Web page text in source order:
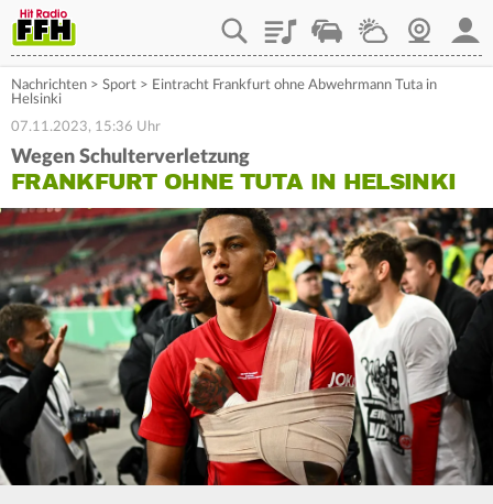
PlaylistStaupilotWetterWebcam
Nachrichten > Sport > Eintracht Frankfurt ohne Abwehrmann Tuta in
Helsinki
07.11.2023, 15:36 Uhr
Wegen Schulterverletzung
FRANKFURT OHNE TUTA IN HELSINKI